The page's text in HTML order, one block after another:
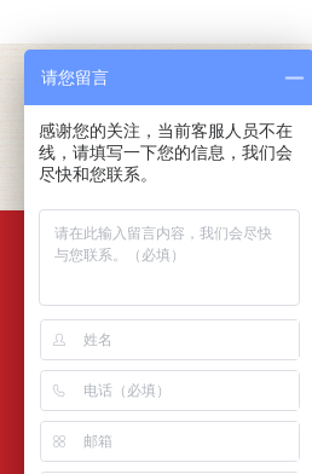
关于金威玛
佛山市南海区金诺一农
全国服务热线：400-
E-Mail
公司地址：佛山市南海
请您留言
感谢您的关注，当前客服人员不在
线，请填写一下您的信息，我们会
尽快和您联系。